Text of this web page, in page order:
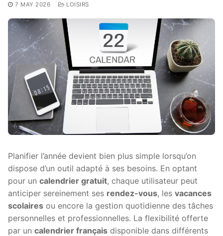
7 MAY 2026 LOISIRS
Planifier l’année devient bien plus simple lorsqu’on
dispose d’un outil adapté à ses besoins. En optant
pour un calendrier gratuit, chaque utilisateur peut
anticiper sereinement ses rendez-vous, les vacances
scolaires ou encore la gestion quotidienne des tâches
personnelles et professionnelles. La flexibilité offerte
par un calendrier français disponible dans différents